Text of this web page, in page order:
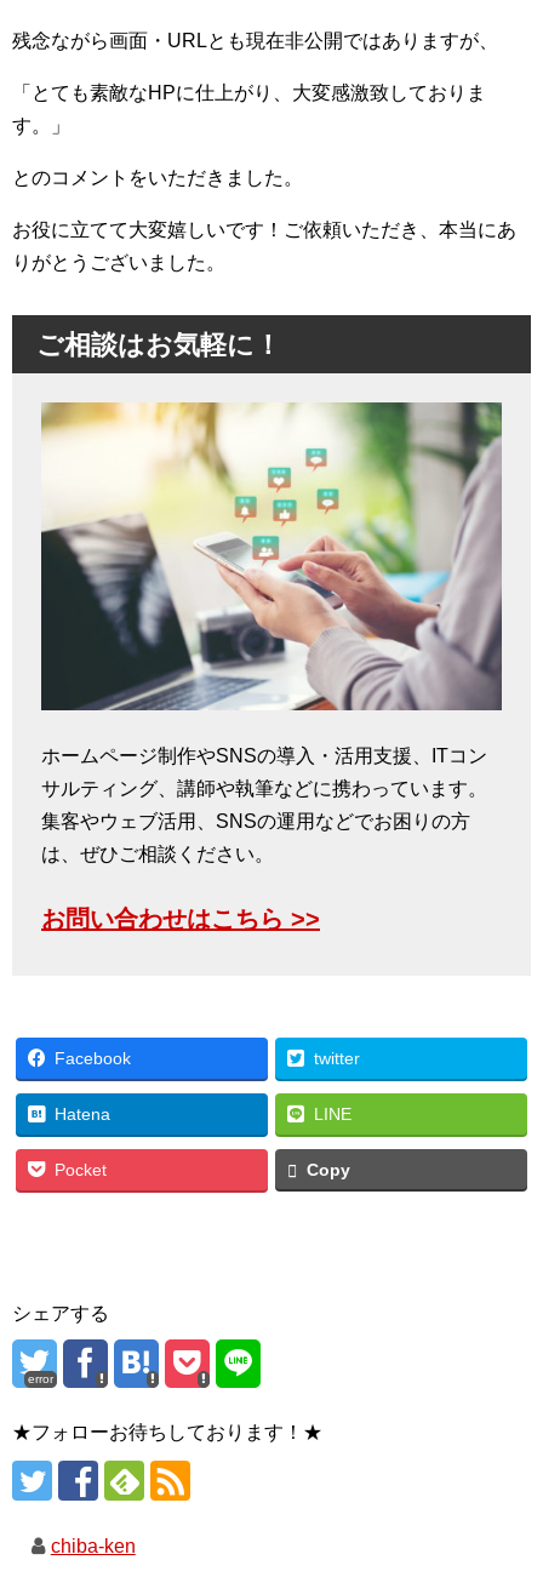
残念ながら画面・URLとも現在非公開ではありますが、
「とても素敵なHPに仕上がり、大変感激致しておりま
す。」
とのコメントをいただきました。
お役に立てて大変嬉しいです！ご依頼いただき、本当にあ
りがとうございました。
ご相談はお気軽に！
ホームページ制作やSNSの導入・活用支援、ITコン
サルティング、講師や執筆などに携わっています。
集客やウェブ活用、SNSの運用などでお困りの方
は、ぜひご相談ください。
お問い合わせはこちら >>
Facebook twitter
Hatena LINE
Pocket Copy
シェアする
error
★フォローお待ちしております！★
chiba-ken